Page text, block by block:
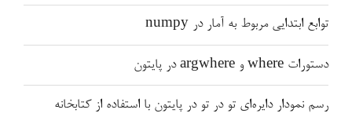
توابع ابتدایی مربوط به آمار در numpy
دستورات where و argwhere در پایتون
رسم نمودار دایره‌ای تو در تو در پایتون با استفاده از کتابخانه